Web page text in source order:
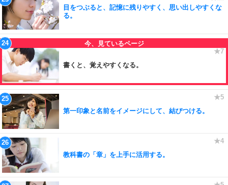
目をつぶると、記憶に残りやすく、思い出しやすくな
る。
書くと、覚えやすくなる。
第一印象と名前をイメージにして、結びつける。
教科書の「章」を上手に活用する。